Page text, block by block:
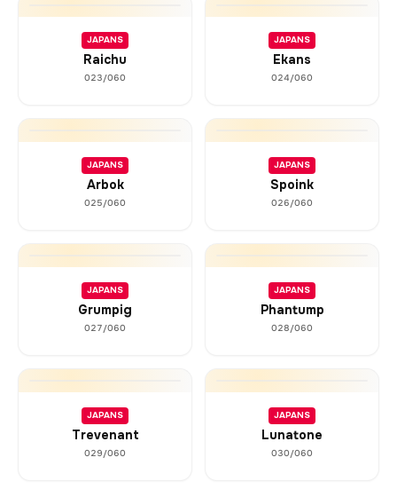
JAPANS
Raichu
023/060
JAPANS
Ekans
024/060
JAPANS
Arbok
025/060
JAPANS
Spoink
026/060
JAPANS
Grumpig
027/060
JAPANS
Phantump
028/060
JAPANS
Trevenant
029/060
JAPANS
Lunatone
030/060